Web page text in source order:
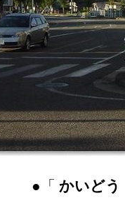
●「 かいどう